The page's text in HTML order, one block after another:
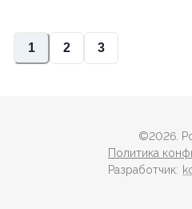
1 2 3
©2026.
Политика
Разработчик: